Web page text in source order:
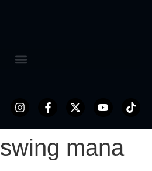
swing mana